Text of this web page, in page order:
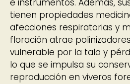
e instrumentos. Además,
tienen propiedades
afecciones respiratorias y
floración atrae
vulnerable por la tala y
lo que se impulsa su
reproducción en viveros